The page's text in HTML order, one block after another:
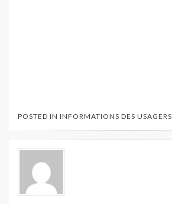
POSTED IN INFORMATIONS DES USAGERS